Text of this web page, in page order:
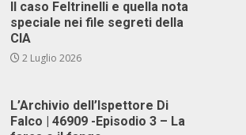
Il caso Feltrinelli e quella nota
speciale nei file segreti della
CIA
2 Luglio 2026
L’Archivio dell’Ispettore Di
Falco | 46909 -Episodio 3 – La